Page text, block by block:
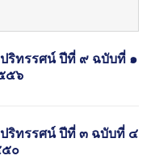
ริทรรศน์ ปีที่ ๙ ฉบับที่ ๑
๕๖
ริทรรศน์ ปีที่ ๓ ฉบับที่ ๔
๐